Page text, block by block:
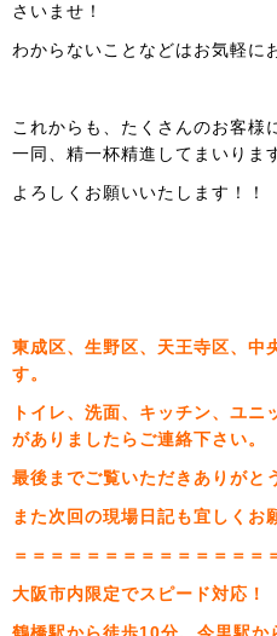
さいませ！
わからないことなどはお気軽に
これからも、たくさんのお客様
一同、精一杯精進してまいりま
よろしくお願いいたします！！
東成区、生野区、天王寺区、中
す。
トイレ、洗面、キッチン、ユ
がありましたらご連絡下さい。
最後までご覧いただきありがと
また次回の現場日記も宜しくお
＝＝＝＝＝＝＝＝＝＝＝＝＝＝
大阪市内限定でスピード対応！